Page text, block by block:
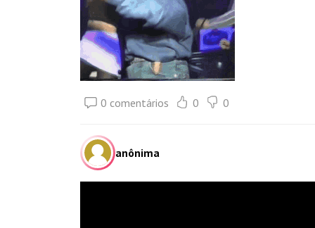
0 comentários 0 0
anônima